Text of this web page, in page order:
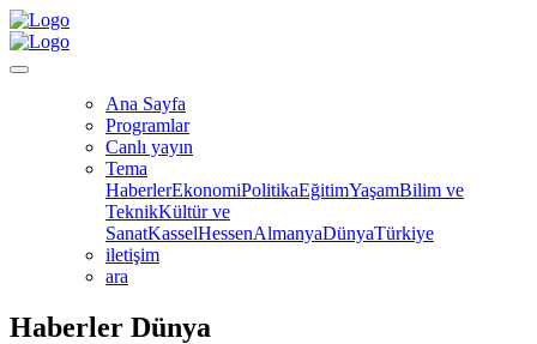
Ana Sayfa
Programlar
Canlı yayın
Tema
HaberlerEkonomiPolitikaEğitimYaşamBilim ve
TeknikKültür ve
SanatKasselHessenAlmanyaDünyaTürkiye
iletişim
ara
Haberler Dünya